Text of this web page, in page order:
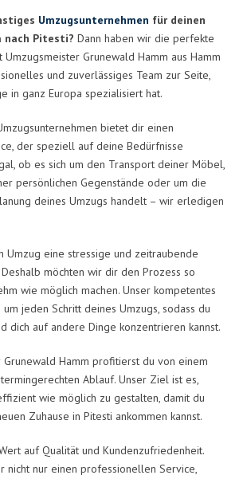
Umzugsunternehmen für deinen
nach Pitesti? Dann haben wir die perfekte
Grunewald Hamm aus Hamm
und zuverlässiges Team zur Seite,
in ganz Europa spezialisiert hat.
bietet dir einen
der speziell auf deine Bedürfnisse
ob es sich um den Transport deiner Möbel,
persönlichen Gegenstände oder um die
deines Umzugs handelt – wir erledigen
Umzug eine stressige und zeitraubende
möchten wir dir den Prozess so
wie möglich machen. Unser kompetentes
um jeden Schritt deines Umzugs, sodass du
dich auf andere Dinge konzentrieren kannst.
Grunewald Hamm profitierst du von einem
Ablauf. Unser Ziel ist es,
wie möglich zu gestalten, damit du
Zuhause in Pitesti ankommen kannst.
auf Qualität und Kundenzufriedenheit.
nicht nur einen professionellen Service,